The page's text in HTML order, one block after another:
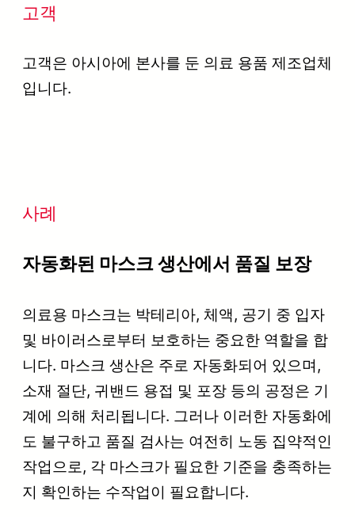
고객
고객은 아시아에 본사를 둔 의료 용품 제조업체
입니다.
사례
자동화된 마스크 생산에서 품질 보장
의료용 마스크는 박테리아, 체액, 공기 중 입자
및 바이러스로부터 보호하는 중요한 역할을 합
니다. 마스크 생산은 주로 자동화되어 있으며,
소재 절단, 귀밴드 용접 및 포장 등의 공정은 기
계에 의해 처리됩니다. 그러나 이러한 자동화에
도 불구하고 품질 검사는 여전히 노동 집약적인
작업으로, 각 마스크가 필요한 기준을 충족하는
지 확인하는 수작업이 필요합니다.